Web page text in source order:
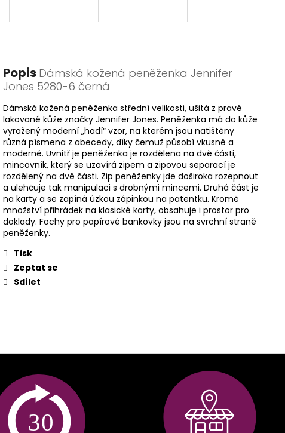
Popis Dámská kožená peněženka Jennifer
Jones 5280-6 černá
Dámská kožená peněženka střední velikosti, ušitá z pravé
lakované kůže značky Jennifer Jones. Peněženka má do kůže
vyražený moderní „hadí“ vzor, na kterém jsou natištěny
různá písmena z abecedy, díky čemuž působí vkusně a
moderně. Uvnitř je peněženka je rozdělena na dvě části,
mincovník, který se uzavírá zipem a zipovou separací je
rozdělený na dvě části. Zip peněženky jde doširoka rozepnout
a ulehčuje tak manipulaci s drobnými mincemi. Druhá část je
na karty a se zapíná úzkou zápinkou na patentku. Kromě
množství přihrádek na klasické karty, obsahuje i prostor pro
doklady. Fochy pro papírové bankovky jsou na svrchní straně
peněženky.
Tisk
Zeptat se
Sdílet